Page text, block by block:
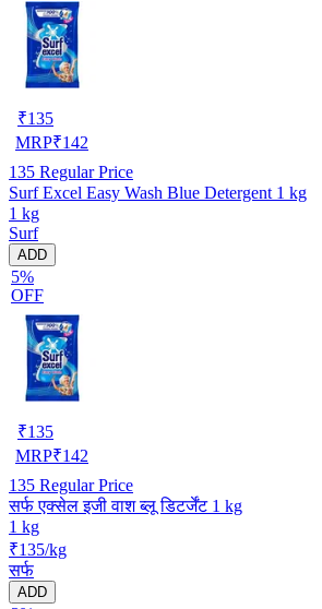
₹135
MRP₹142
135 Regular Price
Surf Excel Easy Wash Blue Detergent 1 kg
1 kg
Surf
ADD
5%
OFF
₹135
MRP₹142
135 Regular Price
सर्फ एक्सेल इजी वाश ब्लू डिटर्जेंट 1 kg
1 kg
₹135/kg
सर्फ
ADD